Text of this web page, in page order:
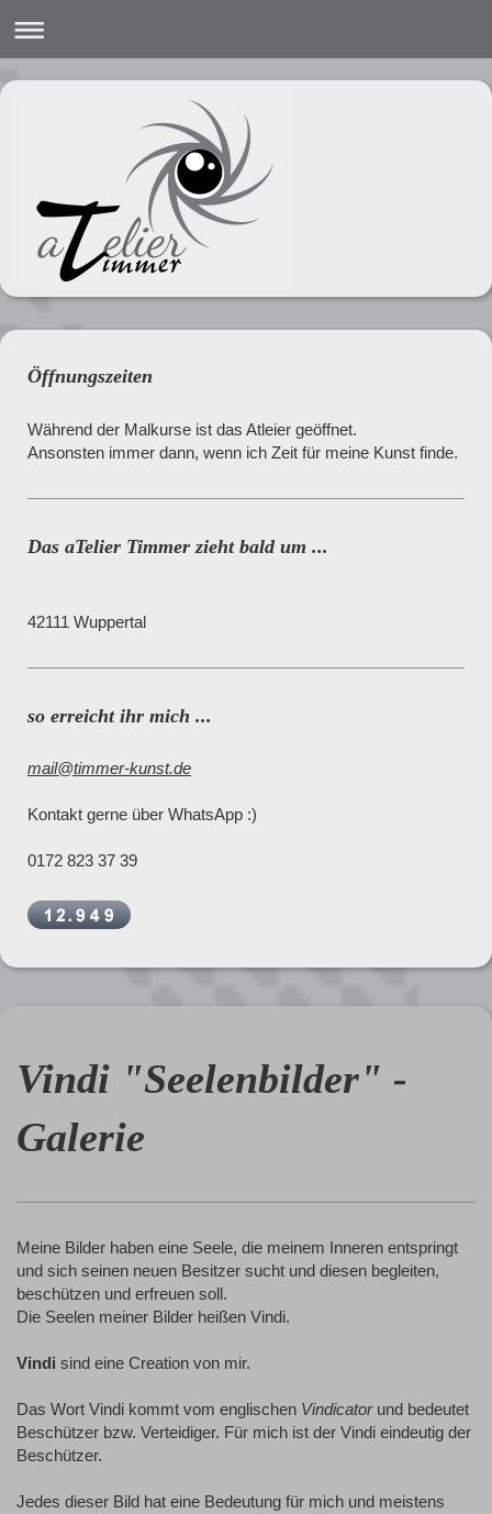
Öffnungszeiten
Während der Malkurse ist das Atleier geöffnet.
Ansonsten immer dann, wenn ich Zeit für meine Kunst finde.
Das aTelier Timmer zieht bald um ...
42111 Wuppertal
so erreicht ihr mich ...
mail@timmer-kunst.de
Kontakt gerne über WhatsApp :)
0172 823 37 39
Vindi "Seelenbilder" -
Galerie
Meine Bilder haben eine Seele, die meinem Inneren entspringt
und sich seinen neuen Besitzer sucht und diesen begleiten,
beschützen und erfreuen soll.
Die Seelen meiner Bilder heißen Vindi.
Vindi sind eine Creation von mir.
Das Wort Vindi kommt vom englischen Vindicatorund bedeutet
Beschützer bzw. Verteidiger. Für mich ist der Vindi eindeutig der
Beschützer.
Jedes dieser Bild hat eine Bedeutung für mich und meistens